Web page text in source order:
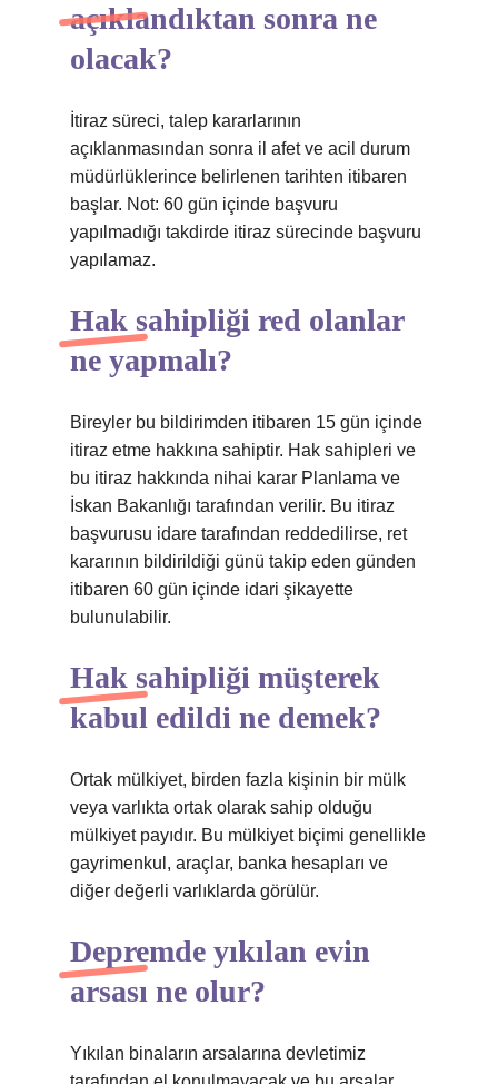
açıklandıktan sonra ne
olacak?
İtiraz süreci, talep kararlarının
açıklanmasından sonra il afet ve acil durum
müdürlüklerince belirlenen tarihten itibaren
başlar. Not: 60 gün içinde başvuru
yapılmadığı takdirde itiraz sürecinde başvuru
yapılamaz.
Hak sahipliği red olanlar
ne yapmalı?
Bireyler bu bildirimden itibaren 15 gün içinde
itiraz etme hakkına sahiptir. Hak sahipleri ve
bu itiraz hakkında nihai karar Planlama ve
İskan Bakanlığı tarafından verilir. Bu itiraz
başvurusu idare tarafından reddedilirse, ret
kararının bildirildiği günü takip eden günden
itibaren 60 gün içinde idari şikayette
bulunulabilir.
Hak sahipliği müşterek
kabul edildi ne demek?
Ortak mülkiyet, birden fazla kişinin bir mülk
veya varlıkta ortak olarak sahip olduğu
mülkiyet payıdır. Bu mülkiyet biçimi genellikle
gayrimenkul, araçlar, banka hesapları ve
diğer değerli varlıklarda görülür.
Depremde yıkılan evin
arsası ne olur?
Yıkılan binaların arsalarına devletimiz